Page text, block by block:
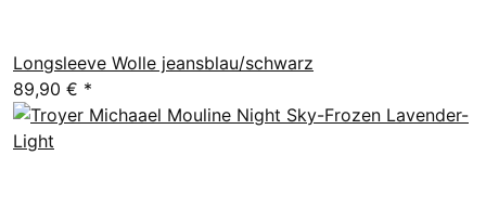
Longsleeve Wolle jeansblau/schwarz
89,90 € *